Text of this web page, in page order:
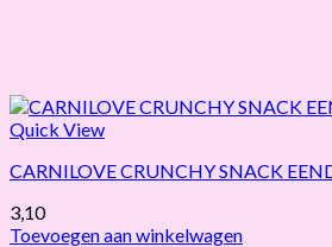
Quick View
CARNILOVE CRUNCHY SNACK
3,10
Toevoegen aan winkelwagen